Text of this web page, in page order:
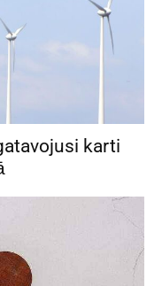
karti